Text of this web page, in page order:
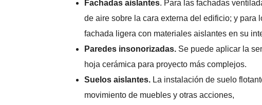
Fachadas aislantes. Para las fachadas
de aire sobre la cara externa del edificio; y para
fachada ligera con materiales aislantes en su
Paredes insonorizadas.Se puede aplicar la
hoja cerámica para proyecto más complejos.
Suelos aislantes.La instalación de suelo
movimiento de muebles y otras acciones,